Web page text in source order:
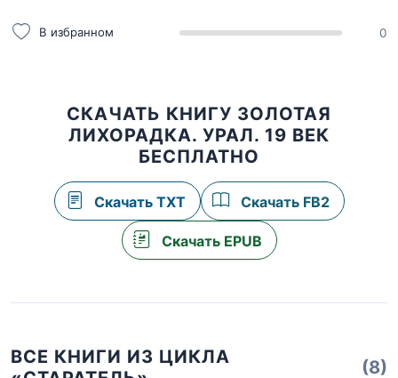
В избранном 0
СКАЧАТЬ КНИГУ ЗОЛОТАЯ
ЛИХОРАДКА. УРАЛ. 19 ВЕК
БЕСПЛАТНО
Скачать TXT Скачать FB2
Скачать EPUB
ВСЕ КНИГИ ИЗ ЦИКЛА
(8)